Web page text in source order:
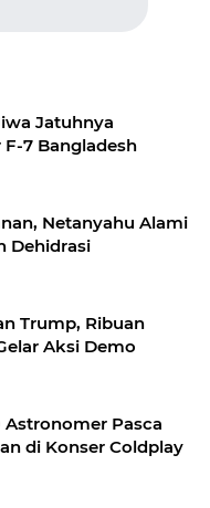
Jatuhnya
7 Bangladesh
Netanyahu Alami
Dehidrasi
Trump, Ribuan
Aksi Demo
Astronomer Pasca
di Konser Coldplay